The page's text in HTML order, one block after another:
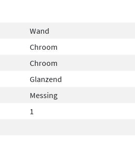
Wand
Chroom
Chroom
Glanzend
Messing
1